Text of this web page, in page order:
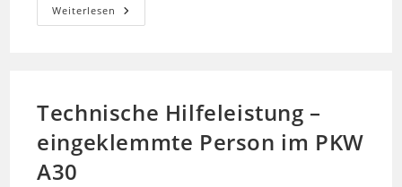
Weiterlesen Technische
Hilfeleistung
Technische Hilfeleistung –
eingeklemmte Person im PKW
A30